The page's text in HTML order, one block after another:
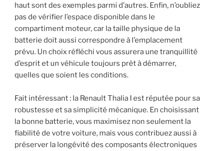
haut sont des exemples parmi d’autres. Enfin, n’oubliez
pas de vérifier l’espace disponible dans le
compartiment moteur, car la taille physique de la
batterie doit aussi correspondre à l’emplacement
prévu. Un choix réfléchi vous assurera une tranquillité
d’esprit et un véhicule toujours prêt à démarrer,
quelles que soient les conditions.
Fait intéressant : la Renault Thalia I est réputée pour sa
robustesse et sa simplicité mécanique. En choisissant
la bonne batterie, vous maximisez non seulement la
fiabilité de votre voiture, mais vous contribuez aussi à
préserver la longévité des composants électroniques